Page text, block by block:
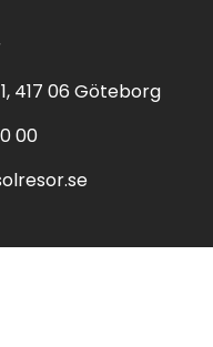
417 06 Göteborg
00